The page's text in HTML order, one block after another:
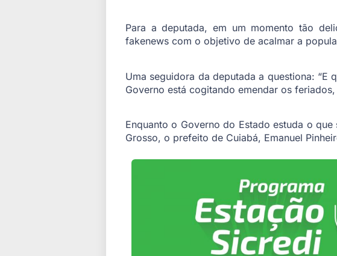
Para a deputada, em um momento tão
fakenews com o objetivo de acalmar a
Uma seguidora da deputada a questiona: “E
Governo está cogitando emendar os
Enquanto o Governo do Estado estuda o
Grosso, o prefeito de Cuiabá, Emanuel